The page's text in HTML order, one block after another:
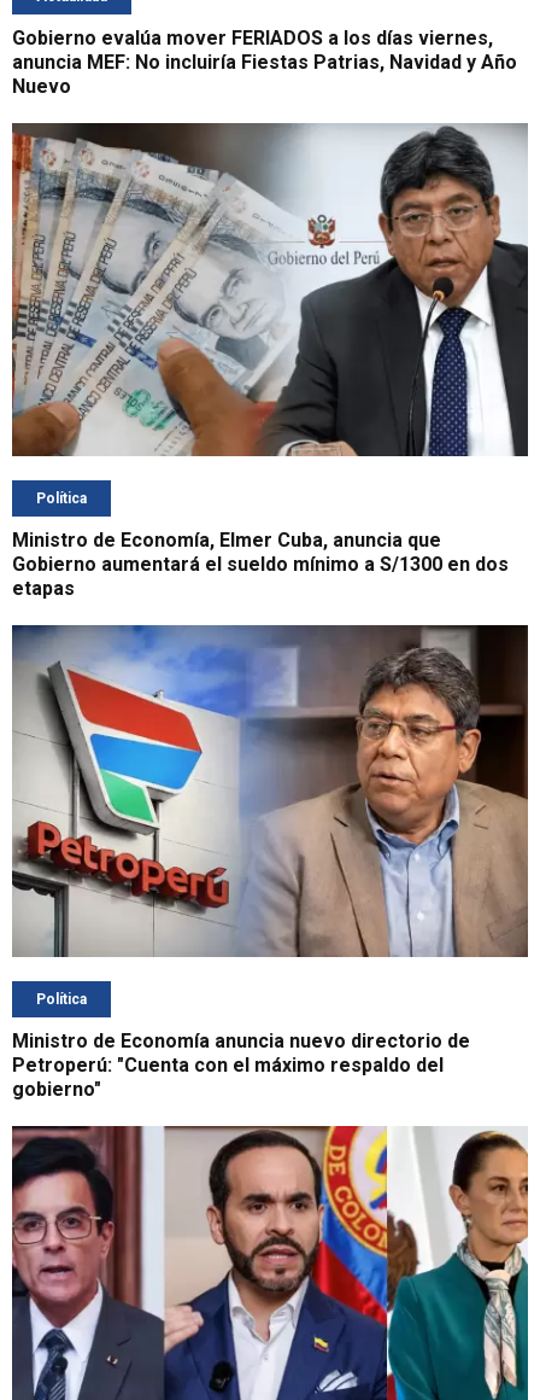
Gobierno evalúa mover FERIADOS a los días viernes,
anuncia MEF: No incluiría Fiestas Patrias, Navidad y Año
Nuevo
Política
Ministro de Economía, Elmer Cuba, anuncia que
Gobierno aumentará el sueldo mínimo a S/1300 en dos
etapas
Política
Ministro de Economía anuncia nuevo directorio de
Petroperú: "Cuenta con el máximo respaldo del
gobierno"